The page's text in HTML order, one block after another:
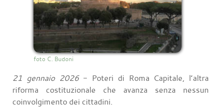
foto C. Budoni
21 gennaio 2026- Poteri di Roma Capitale, l’altra
riforma costituzionale che avanza senza nessun
coinvolgimento dei cittadini.